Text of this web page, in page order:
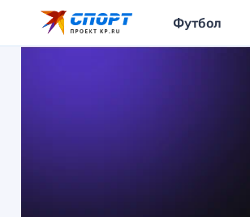
Футбол